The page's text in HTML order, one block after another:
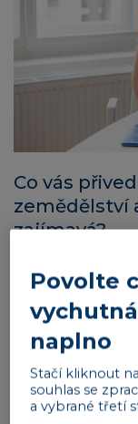
Co vás
zemědělství
zajímavá?
Hubem, zde v
Innovation
mentory pro
mapovat oblast
Potkávala jsem
lidí, co chtěli
Povolte
naplno
Stačí kliknout
souhlas se
a vybrané třetí